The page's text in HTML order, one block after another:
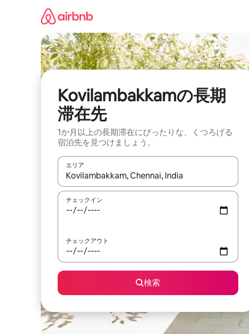
Kovilambakkamの長期
滞在先
1か月以上の長期滞在にぴったりな、くつろげる
宿泊先を見つけましょう。
エリア
検索結果が表示されたら、上下の矢印キーを使って移動
チェックイン
チェックアウト
検索